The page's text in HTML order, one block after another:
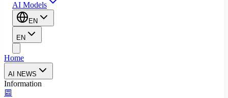
AI Models
EN
EN
Home
AI NEWS
Information